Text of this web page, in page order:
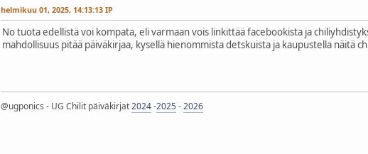
helmikuu 01, 2025, 14:13:13 IP
No tuota edellistä voi kompata, eli varmaan vois linkittää facebookista ja
mahdollisuus pitää päiväkirjaa, kysellä hienommista detskuista ja kaupustella näitä
@ugponics - UG Chilit päiväkirjat2024-2025 -2026